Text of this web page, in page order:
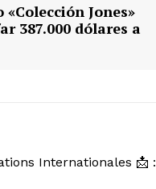
Jones»
387.000 dólares a
Internationales 📩 :